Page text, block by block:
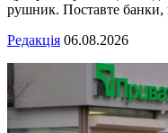
рушник. Поставте
Редакція 06.08.2026